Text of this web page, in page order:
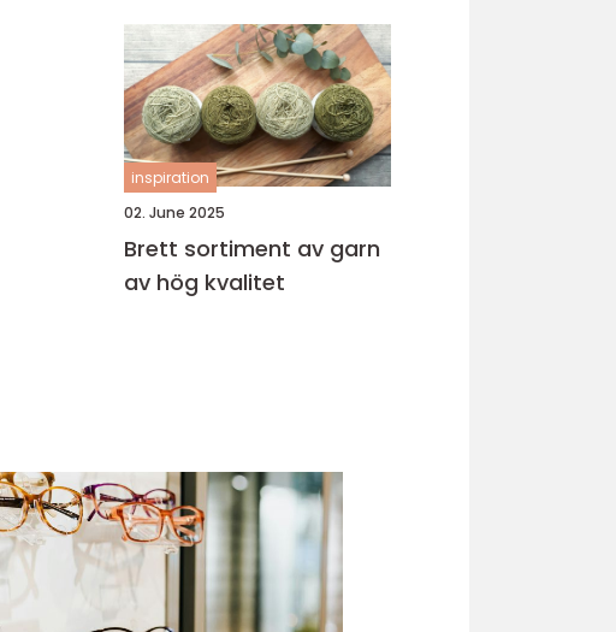
inspiration
02. June 2025
Brett sortiment av garn
av hög kvalitet